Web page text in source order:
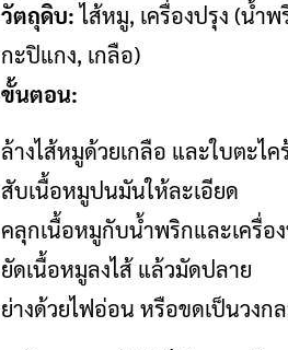
วัตถุดิบ:ไส้หมู, เครื่องปรุง (น้ำ
กะปิแกง, เกลือ)
ขั้นตอน:
ล้างไส้หมูด้วยเกลือ และใบตะไ
สับเนื้อหมูปนมันให้ละเอียด
คลุกเนื้อหมูกับน้ำพริกและเครื่อ
ยัดเนื้อหมูลงไส้ แล้วมัดปลาย
ย่างด้วยไฟอ่อน หรือขดเป็นวงก